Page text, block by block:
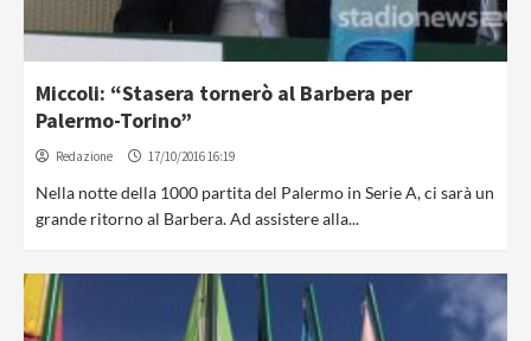
Miccoli: “Stasera tornerò al Barbera per
Palermo-Torino”
Redazione 17/10/2016 16:19
Nella notte della 1000 partita del Palermo in Serie A, ci sarà un
grande ritorno al Barbera. Ad assistere alla...